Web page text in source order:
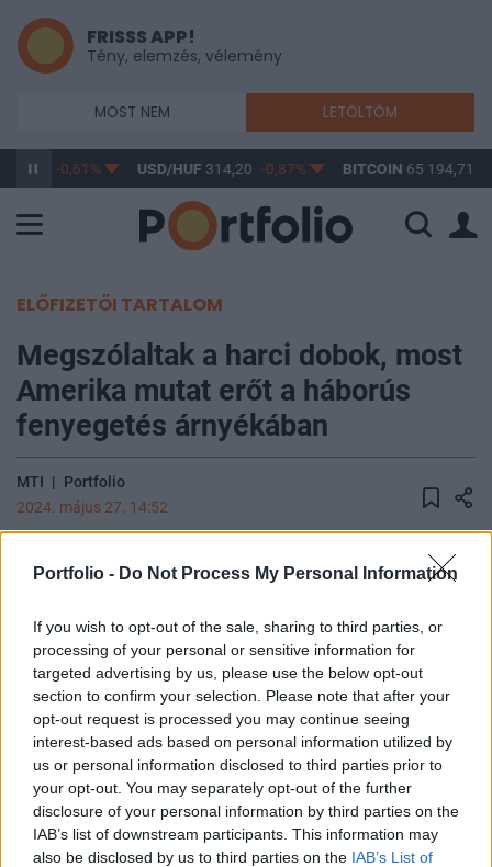
Portfolio - Do Not Process My Personal Information
If you wish to opt-out of the sale, sharing to third parties, or
processing of your personal or sensitive information for
targeted advertising by us, please use the below opt-out
section to confirm your selection. Please note that after your
opt-out request is processed you may continue seeing
interest-based ads based on personal information utilized by
us or personal information disclosed to third parties prior to
your opt-out. You may separately opt-out of the further
disclosure of your personal information by third parties on the
IAB’s list of downstream participants. This information may
also be disclosed by us to third parties on the IAB’s List of
FRISSS APP!
Tény, elemzés, vélemény
MOST NEM LETÖLTÖM
-0,61% USD/HUF 314,20 -0,87% BITCOIN 65 194,71
ELŐFIZETŐI TARTALOM
Megszólaltak a harci dobok, most
Amerika mutat erőt a háborús
fenyegetés árnyékában
MTI | Portfolio
2024. május 27. 14:52
Újabb amerikai kongresszusi delegáció érkezett
Államoknak a sziget iránti rendíthetetlen
támogatását a kínai "agresszióval" szemben.
Azóta, hogy Laj Csing-tö új tajvani elnök a múlt héten
hivatalba lépett, ez az első amerikai kongresszusi
küldöttség a szigeten. Laj kijelentette: a vizit érzékelteti,
hogy Washington szilárdan támogatja Tajvan új
kormányát és népét. Hozzátette, hogy az idén van a
tajvani-amerikai kapcsolatok gerincét alkotó amerikai
jogszabály, a Taiwan Relations Act elfogadásának 45.